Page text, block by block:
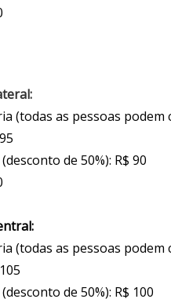
(todas as pessoas
de 50%): R$ 90
(todas as pessoas
de 50%): R$ 100